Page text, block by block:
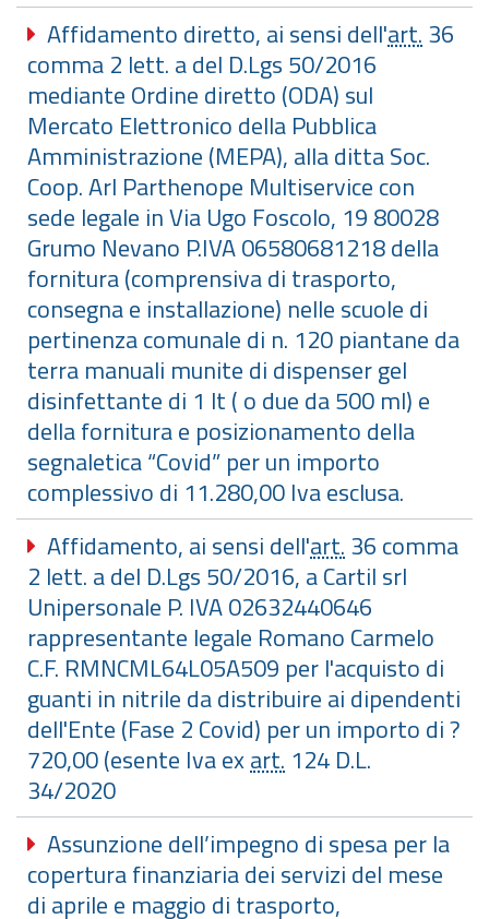
Affidamento diretto, ai sensi dell'art. 36
comma 2 lett. a del D.Lgs 50/2016
mediante Ordine diretto (ODA) sul
Mercato Elettronico della Pubblica
Amministrazione (MEPA), alla ditta Soc.
Coop. Arl Parthenope Multiservice con
sede legale in Via Ugo Foscolo, 19 80028
Grumo Nevano P.IVA 06580681218 della
fornitura (comprensiva di trasporto,
consegna e installazione) nelle scuole di
pertinenza comunale di n. 120 piantane da
terra manuali munite di dispenser gel
disinfettante di 1 lt ( o due da 500 ml) e
della fornitura e posizionamento della
segnaletica “Covid” per un importo
complessivo di 11.280,00 Iva esclusa.
Affidamento, ai sensi dell'art. 36 comma
2 lett. a del D.Lgs 50/2016, a Cartil srl
Unipersonale P. IVA 02632440646
rappresentante legale Romano Carmelo
C.F. RMNCML64L05A509 per l'acquisto di
guanti in nitrile da distribuire ai dipendenti
dell'Ente (Fase 2 Covid) per un importo di ?
720,00 (esente Iva exart. 124 D.L.
34/2020
Assunzione dell’impegno di spesa per la
copertura finanziaria dei servizi del mese
di aprile e maggio di trasporto,